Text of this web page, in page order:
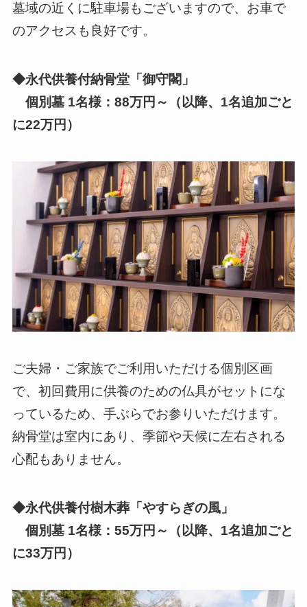
墓域の近くに駐車場もございますので、お車で
のアクセスも良好です。
◆永代供養付納骨堂「御守閣」
個別墓 1名様：88万円～（以降、1名追加ごと
に22万円）
ご夫婦・ご家族でご利用いただける個別区画
で、初回費用に供養のための仏具がセットにな
っているため、手ぶらでお参りいただけます。
納骨堂は室内にあり、季節や天候に左右される
心配もありません。
◆永代供養付樹木葬「やすらぎの風」
個別墓 1名様：55万円～（以降、1名追加ごと
に33万円）